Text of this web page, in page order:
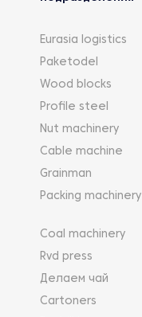
Eurasia logistics
Paketodel
Wood blocks
Profile steel
Nut machinery
Cable machine
Grainman
Packing machinery
Coal machinery
Rvd press
Делаем чай
Cartoners